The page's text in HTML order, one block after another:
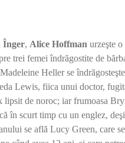
Înger, Alice Hoffman urzeşte
trei femei îndrăgostite de
Heller se
Lewis, fiica unui doctor,
lipsit de noroc; iar frumoasa
în scurt timp cu un englez,
se află Lucy Green, care